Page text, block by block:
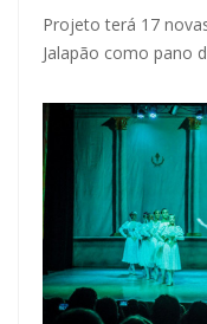
Projeto terá 17
Jalapão como pano